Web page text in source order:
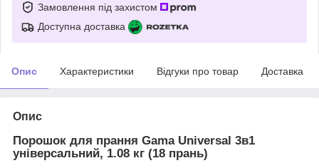
Замовлення під захистом
Доступна доставка
Опис Характеристики Відгуки про товар Доставка
Опис
Порошок для прання Gama Universal 3в1
універсальний, 1.08 кг (18 прань)